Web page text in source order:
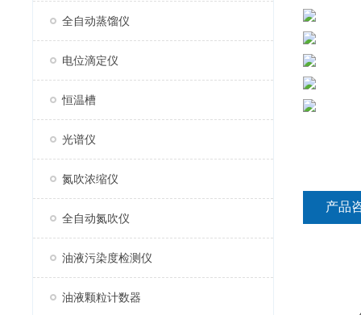
全自动蒸馏仪
电位滴定仪
恒温槽
光谱仪
氮吹浓缩仪
全自动氮吹仪
油液污染度检测仪
油液颗粒计数器
产品